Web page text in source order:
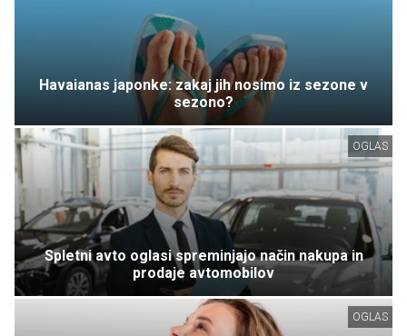
Havaianas japonke: zakaj jih nosimo iz sezone v
sezono?
OGLAS
Spletni avto oglasi spreminjajo način nakupa in
prodaje avtomobilov
OGLAS